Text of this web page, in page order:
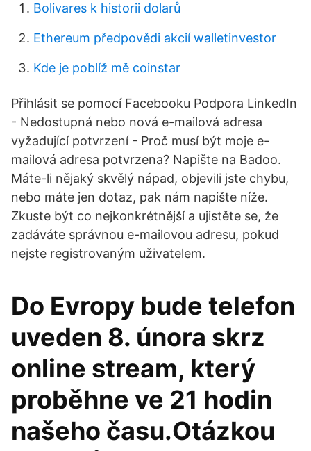
Bolivares k historii dolarů
Ethereum předpovědi akcií walletinvestor
Kde je poblíž mě coinstar
Přihlásit se pomocí Facebooku Podpora LinkedIn
- Nedostupná nebo nová e-mailová adresa
vyžadující potvrzení - Proč musí být moje e-
mailová adresa potvrzena? Napište na Badoo.
Máte-li nějaký skvělý nápad, objevili jste chybu,
nebo máte jen dotaz, pak nám napište níže.
Zkuste být co nejkonkrétnější a ujistěte se, že
zadáváte správnou e-mailovou adresu, pokud
nejste registrovaným uživatelem.
Do Evropy bude telefon
uveden 8. února skrz
online stream, který
proběhne ve 21 hodin
našeho času.Otázkou